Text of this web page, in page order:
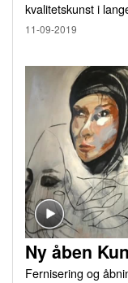
kvalitetskunst i
11-09-2019
Ny åben
Fernisering og